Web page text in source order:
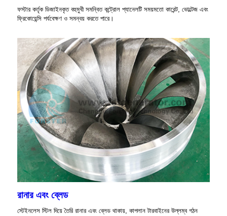
ফস্টার কর্তৃক ডিজাইনকৃত বহুমুখী সমন্বিত কন্ট্রোল প্যানেলটি সময়মতো কারেন্ট, ভোল্টেজ এবং
ফ্রিকোয়েন্সি পর্যবেক্ষণ ও সমন্বয় করতে পারে।
রানার এবং ব্লেড
স্টেইনলেস স্টিল দিয়ে তৈরি রানার এবং ব্লেড থাকায়, কাপলান টারবাইনের উল্লম্ব গঠন